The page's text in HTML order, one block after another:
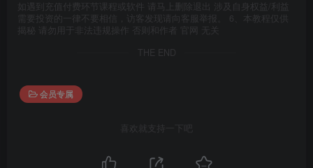
如遇到充值付费环节课程或软件 请马上删除退出 涉及自身权益/利益
需要投资的一律不要相信，访客发现请向客服举报。 6、本教程仅供
揭秘 请勿用于非法违规操作 否则和作者 官网 无关
THE END
会员专属
喜欢就支持一下吧